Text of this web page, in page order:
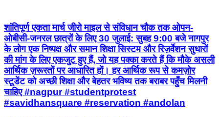
शांतिपूर्ण एकता मार्च जीरो माइल से संविधान चौक तक ओपन-
ओबीसी-जनरल छात्रों के लिए 30 जुलाई: सुबह 9:00 बजे नागपुर
के लोग एक निष्पक्ष और समान शिक्षा सिस्टम और रिज़र्वेशन सुधारों
की मांग के लिए एकजुट हुए हैं, जो यह पक्का करते हैं कि मौके असली
आर्थिक ज़रूरतों पर आधारित हों। हर आर्थिक रूप से कमज़ोर
स्टूडेंट को अच्छी शिक्षा और बेहतर भविष्य तक बराबर पहुँच मिलनी
चाहिए #nagpur #studentprotest
#savidhansquare #reservation #andolan